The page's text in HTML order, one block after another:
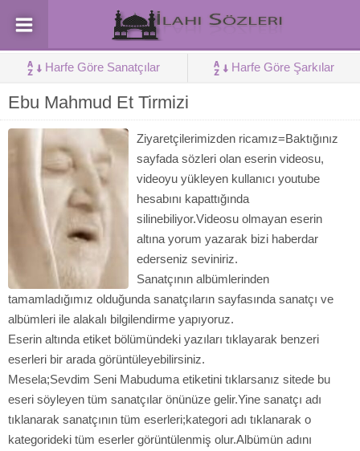
Harfe Göre Sanatçılar Harfe Göre Şarkılar
Ebu Mahmud Et Tirmizi
Ziyaretçilerimizden ricamız=Baktığınız
sayfada sözleri olan eserin videosu,
videoyu yükleyen kullanıcı youtube
hesabını kapattığında
silinebiliyor.Videosu olmayan eserin
altına yorum yazarak bizi haberdar
ederseniz seviniriz.
Sanatçının albümlerinden
tamamladığımız olduğunda sanatçıların sayfasında sanatçı ve
albümleri ile alakalı bilgilendirme yapıyoruz.
Eserin altında etiket bölümündeki yazıları tıklayarak benzeri
eserleri bir arada görüntüleyebilirsiniz.
Mesela;Sevdim Seni Mabuduma etiketini tıklarsanız sitede bu
eseri söyleyen tüm sanatçılar önünüze gelir.Yine sanatçı adı
tıklanarak sanatçının tüm eserleri;kategori adı tıklanarak o
kategorideki tüm eserler görüntülenmiş olur.Albümün adını